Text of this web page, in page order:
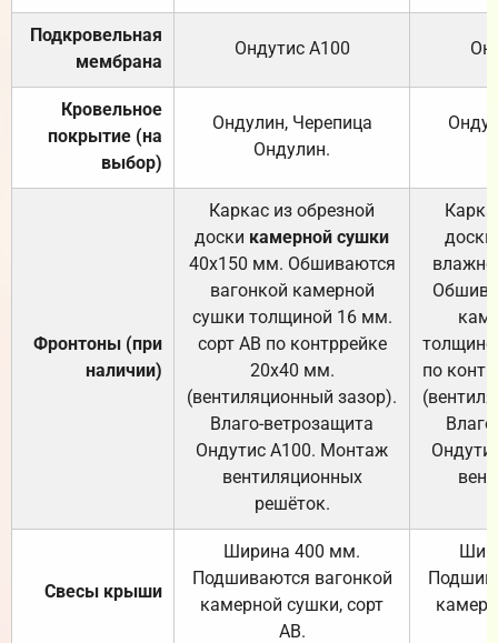
Подкровельная
мембрана
Ондутис А100
Кровельное
покрытие (на
выбор)
Ондулин, Черепица
Ондулин.
Фронтоны (при
наличии)
Каркас из обрезной
доски камерной сушки
40х150 мм. Обшиваются
вагонкой камерной
сушки толщиной 16 мм.
сорт АВ по контррейке
20х40 мм.
(вентиляционный зазор).
Влаго-ветрозащита
Ондутис А100. Монтаж
вентиляционных
решёток.
доски
по
Свесы крыши
Ширина 400 мм.
Подшиваются вагонкой
камерной сушки, сорт
АВ.